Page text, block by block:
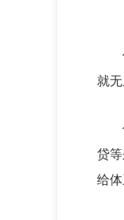
供
就
供
贷
给